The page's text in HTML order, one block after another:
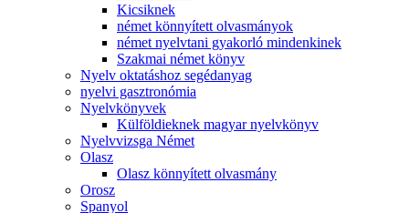
Kicsiknek
német könnyített olvasmányok
német nyelvtani gyakorló mindenkinek
Szakmai német könyv
Nyelv oktatáshoz segédanyag
nyelvi gasztronómia
Nyelvkönyvek
Külföldieknek magyar nyelvkönyv
Nyelvvizsga Német
Olasz
Olasz könnyített olvasmány
Orosz
Spanyol